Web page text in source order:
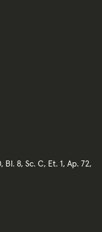
8, Sc. C, Et. 1, Ap. 72,